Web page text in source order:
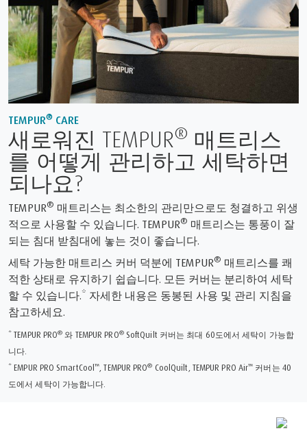
TEMPUR® CARE
새로워진 TEMPUR® 매트리스
를 어떻게 관리하고 세탁하면
되나요?
TEMPUR® 매트리스는 최소한의 관리만으로도 청결하고 위생
적으로 사용할 수 있습니다. TEMPUR® 매트리스는 통풍이 잘
되는 침대 받침대에 놓는 것이 좋습니다.
세탁 가능한 매트리스 커버 덕분에 TEMPUR® 매트리스를 쾌
적한 상태로 유지하기 쉽습니다. 모든 커버는 분리하여 세탁
할 수 있습니다.* 자세한 내용은 동봉된 사용 및 관리 지침을
참고하세요.
* TEMPUR PRO® 와 TEMPUR PRO®SoftQuilt 커버는 최대 60도에서 세탁이 가능합
니다.
* EMPUR PRO SmartCool™, TEMPUR PRO® CoolQuilt, TEMPUR PRO Air™ 커버는 40
도에서 세탁이 가능합니다.